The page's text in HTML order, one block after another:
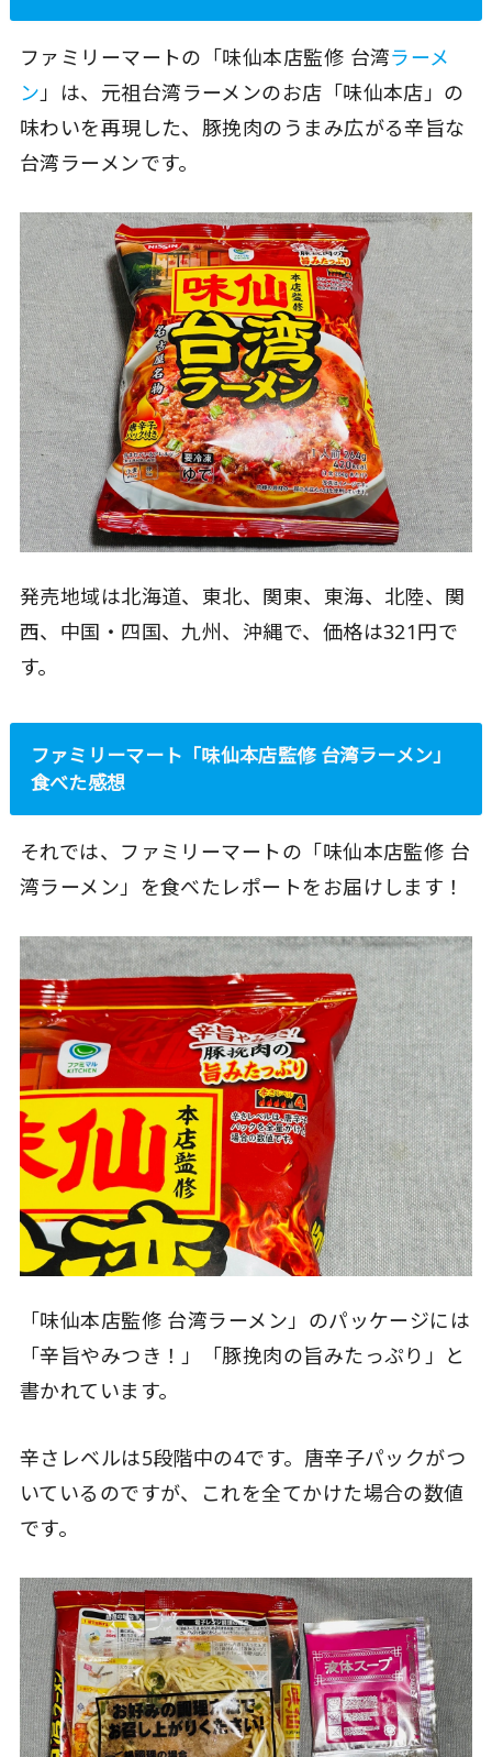
ファミリーマートの「味仙本店監修 台湾ラーメ
ン」は、元祖台湾ラーメンのお店「味仙本店」の
味わいを再現した、豚挽肉のうまみ広がる辛旨な
台湾ラーメンです。
発売地域は北海道、東北、関東、東海、北陸、関
西、中国・四国、九州、沖縄で、価格は321円で
す。
ファミリーマート「味仙本店監修 台湾ラーメン」
食べた感想
それでは、ファミリーマートの「味仙本店監修 台
湾ラーメン」を食べたレポートをお届けします！
「味仙本店監修 台湾ラーメン」のパッケージには
「辛旨やみつき！」「豚挽肉の旨みたっぷり」と
書かれています。
辛さレベルは5段階中の4です。唐辛子パックがつ
いているのですが、これを全てかけた場合の数値
です。